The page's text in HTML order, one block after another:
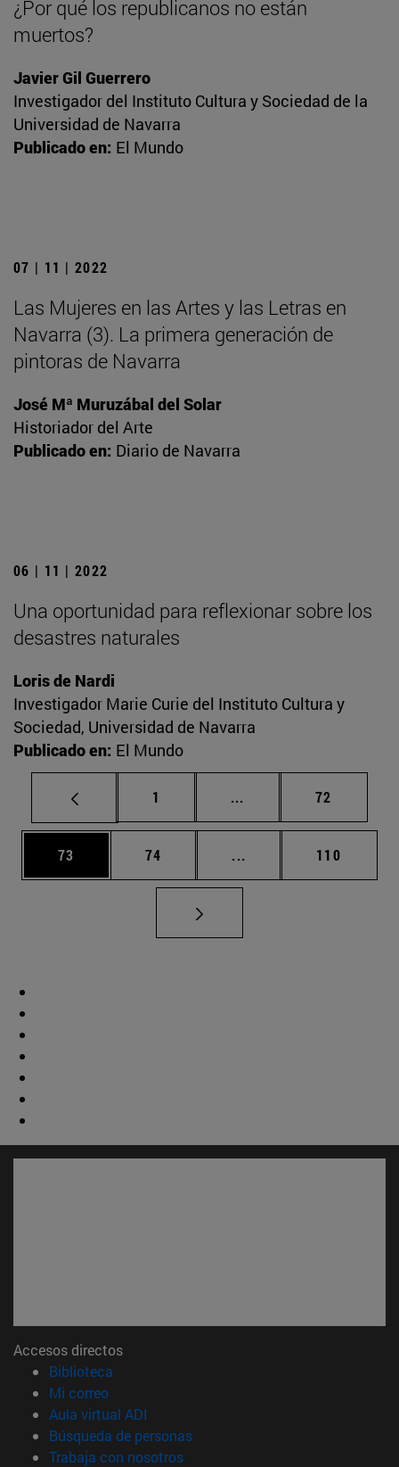
¿Por qué los republicanos no están
muertos?
Javier Gil Guerrero
Investigador del Instituto Cultura y Sociedad de la
Universidad de Navarra
Publicado en: El Mundo
07 | 11 | 2022
Las Mujeres en las Artes y las Letras en
Navarra (3). La primera generación de
pintoras de Navarra
José Mª Muruzábal del Solar
Historiador del Arte
Publicado en: Diario de Navarra
06 | 11 | 2022
Una oportunidad para reflexionar sobre los
desastres naturales
Loris de Nardi
Investigador Marie Curie del Instituto Cultura y
Sociedad, Universidad de Navarra
Publicado en: El Mundo
Página
1 ... Páginas intermedias
Página
72
Página
73 Página
74 ... Páginas intermedias
Página
110
Accesos directos
Biblioteca
Mi correo(abre en nueva ventana)
Aula virtual ADI
Búsqueda de personas(abre en nueva ventana)
Trabaja con nosotros(abre en nueva ventana)